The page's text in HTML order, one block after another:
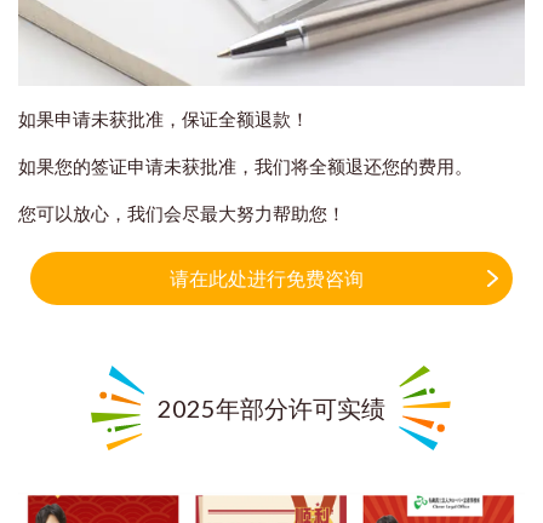
如果申请未获批准，保证全额退款！
如果您的签证申请未获批准，我们将全额退还您的费用。
您可以放心，我们会尽最大努力帮助您！
请在此处进行免费咨询
2025年部分许可实绩